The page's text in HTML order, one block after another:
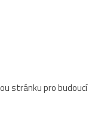
stránku pro budoucí